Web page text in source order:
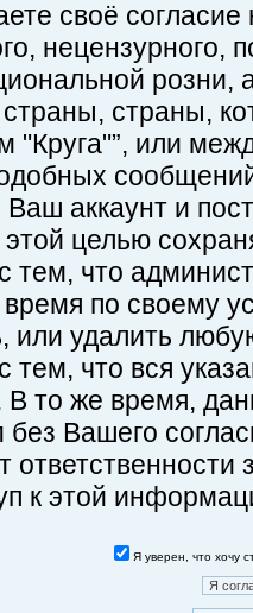
своё
нецензурного,
страны,
или
Ваш аккаунт и
целью
тем, что
по своему
или удалить
тем, что вся
В то же время,
Вашего
ответственности
к этой
Я уверен, что хочу